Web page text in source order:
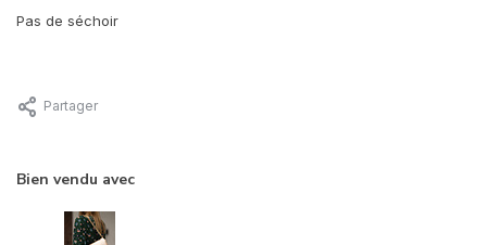
Pas de séchoir
Partager
Bien vendu avec